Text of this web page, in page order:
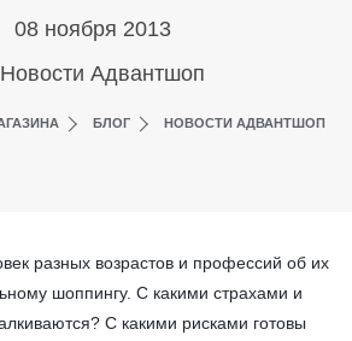
08 ноября 2013
Новости Адвантшоп
БЛОГ НОВОСТИ АДВАНТШОП
разных возрастов и профессий об их
шоппингу. С какими страхами и
С какими рисками готовы